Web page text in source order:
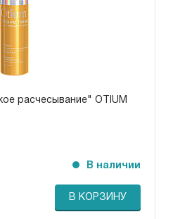
расчесывание" OTIUM
В наличии
В КОРЗИНУ